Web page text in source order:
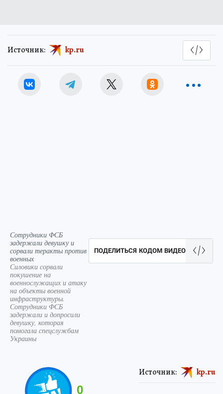
Источник: kp.ru
Сотрудники ФСБ
задержали девушку и
сорвали теракты против
военных
Силовики сорвали
покушение на
военнослужащих и атаку
на объекты военной
инфраструктуры.
Сотрудники ФСБ
задержали и допросили
девушку, которая
помогала спецслужбам
Украины
ПОДЕЛИТЬСЯ КОДОМ ВИДЕО
0
Источник: kp.ru